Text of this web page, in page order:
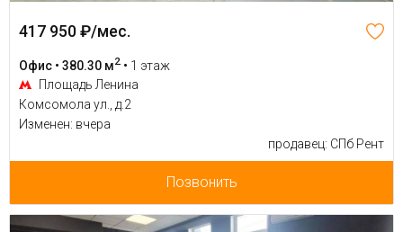
417 950 ₽/мес.
Офис • 380.30 м2 • 1 этаж
Площадь Ленина
Комсомола ул., д.2
Изменен: вчера
продавец: СПб Рент
Позвонить